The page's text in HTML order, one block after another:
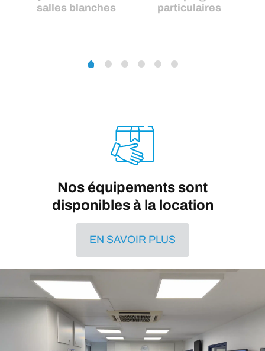
salles blanches
particulaires
Nos équipements sont
disponibles à la location
EN SAVOIR PLUS